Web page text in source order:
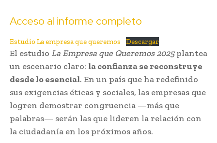
Acceso al informe completo
Estudio La empresa que queremos Descargar
El estudio La Empresa que Queremos 2025plantea
un escenario claro: la confianza se reconstruye
desde lo esencial. En un país que ha redefinido
sus exigencias éticas y sociales, las empresas que
logren demostrar congruencia —más que
palabras— serán las que lideren la relación con
la ciudadanía en los próximos años.